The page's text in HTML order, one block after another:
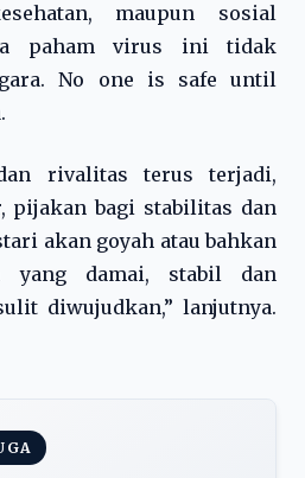
maupun sosial
paham virus ini tidak
No one is safe until
rivalitas terus terjadi,
pijakan bagi stabilitas dan
akan goyah atau bahkan
yang damai, stabil dan
diwujudkan,” lanjutnya.